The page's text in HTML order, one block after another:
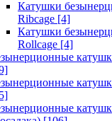
Катушки
Ribcage [4]
Катушки
Rollcage [4]